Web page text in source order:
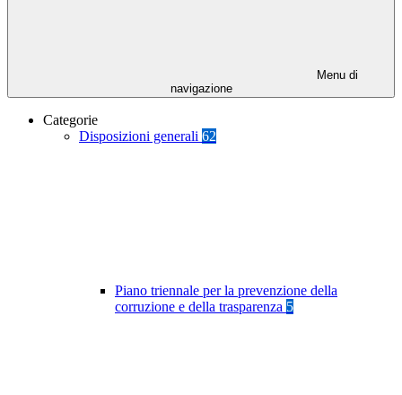
Menu di
navigazione
Categorie
Disposizioni generali 62
Piano triennale per la prevenzione della
corruzione e della trasparenza 5